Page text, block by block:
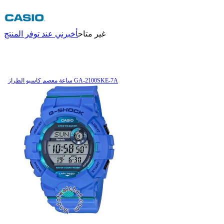
غير متاحأخبرني عند توفر المنتج
ساعة معصم کاسیو الطراز GA-2100SKE-7A